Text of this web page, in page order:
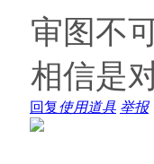
审图不
相信是
回复使用道具 举报